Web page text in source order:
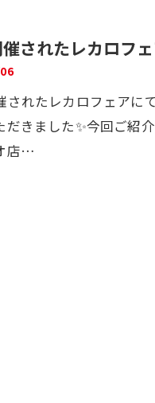
されたレカロフェ
されたレカロフェアに
だきました✨今回ご紹
店…